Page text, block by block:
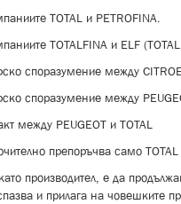
TOTAL и PETROFINA.
TOTALFINA и ELF
споразумение между
споразумение между
между PEUGEOT и TOTAL
препоръчва само TOTAL
производител, е да
и прилага на човешките